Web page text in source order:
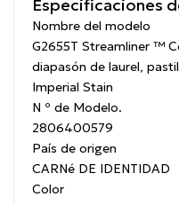
Especificaciones
Nombre del modelo
G2655T Streamliner ™
diapasón de laurel,
Imperial Stain
N º de Modelo.
2806400579
País de origen
CARNé DE IDENTIDAD
Color